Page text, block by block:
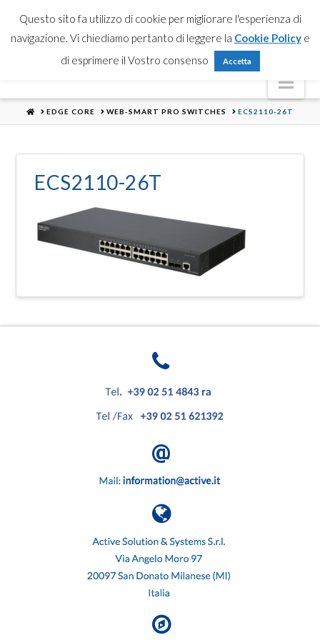
HOMEEDGE CORE WEB-SMART PRO SWITCHES ECS2110-26T
ECS2110-26T
Questo sito fa utilizzo di cookie per migliorare l'esperienza di
navigazione. Vi chiediamo pertanto di leggere la Cookie Policye
di esprimere il Vostro consenso
Accetta